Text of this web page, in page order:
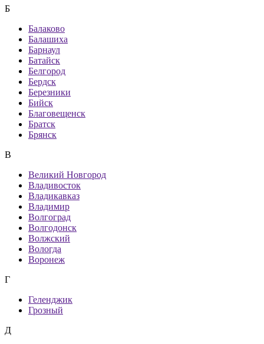
Б
Балаково
Балашиха
Барнаул
Батайск
Белгород
Бердск
Березники
Бийск
Благовещенск
Братск
Брянск
В
Великий Новгород
Владивосток
Владикавказ
Владимир
Волгоград
Волгодонск
Волжский
Вологда
Воронеж
Г
Геленджик
Грозный
Д